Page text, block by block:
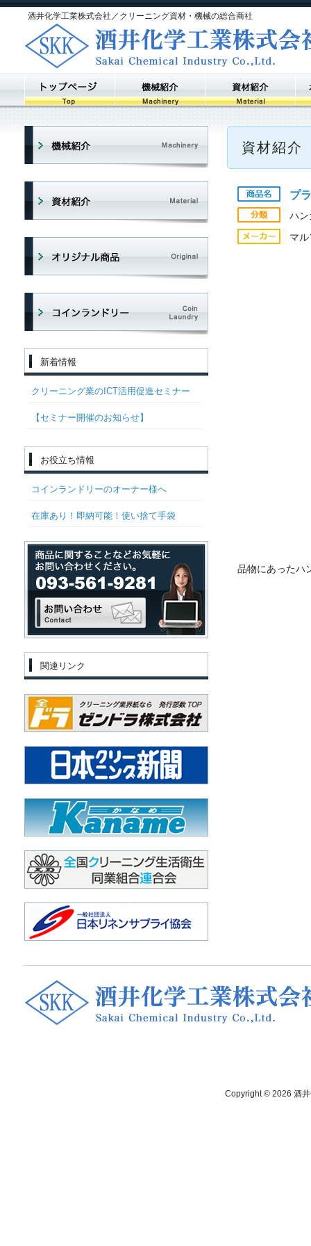
酒井化学工業株式会社／クリーニング資材・機械の総合商社
資材紹介
プ
ハン
マ
品物にあったハ
新着情報
クリーニング業のICT活用促進セミナー
【セミナー開催のお知らせ】
お役立ち情報
コインランドリーのオーナー様へ
在庫あり！即納可能！使い捨て手袋
関連リンク
Copyright © 2026 酒